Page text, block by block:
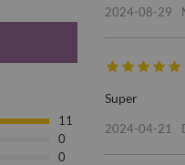
11
0
0
2024-08-29
Super
2024-04-21